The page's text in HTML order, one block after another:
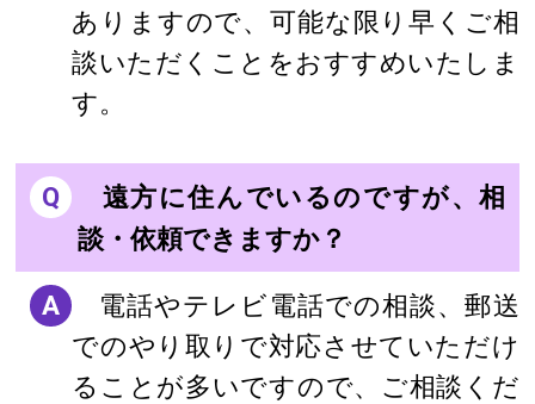
ありますので、可能な限り早くご相
談いただくことをおすすめいたしま
す。
Q
遠方に住んでいるのですが、相
談・依頼できますか？
A
電話やテレビ電話での相談、郵送
でのやり取りで対応させていただけ
ることが多いですので、ご相談くだ